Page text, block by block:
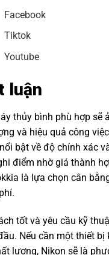
Facebook
Tiktok
Youtube
luận
thủy bình phù hợp sẽ
và hiệu quả công
bật về độ chính xác
điểm nhờ giá thành
là lựa chọn cân
tốt và yêu cầu kỹ
Nếu cần một thiết bị
lượng, Nikon sẽ là